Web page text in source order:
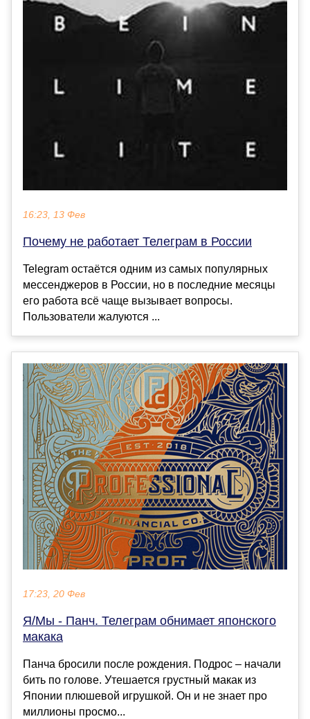
16:23, 13 Фев
Почему не работает Телеграм в России
Telegram остаётся одним из самых популярных
мессенджеров в России, но в последние месяцы
его работа всё чаще вызывает вопросы.
Пользователи жалуются ...
17:23, 20 Фев
Я/Мы - Панч. Телеграм обнимает японского
макака
Панча бросили после рождения. Подрос – начали
бить по голове. Утешается грустный макак из
Японии плюшевой игрушкой. Он и не знает про
миллионы просмо...